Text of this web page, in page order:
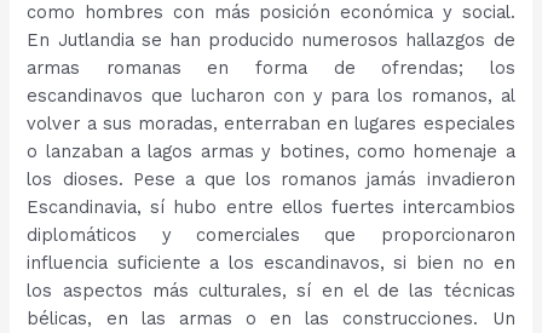
como hombres con más posición económica y social.
En Jutlandia se han producido numerosos hallazgos de
armas romanas en forma de ofrendas; los
escandinavos que lucharon con y para los romanos, al
volver a sus moradas, enterraban en lugares especiales
o lanzaban a lagos armas y botines, como homenaje a
los dioses. Pese a que los romanos jamás invadieron
Escandinavia, sí hubo entre ellos fuertes intercambios
diplomáticos y comerciales que proporcionaron
influencia suficiente a los escandinavos, si bien no en
los aspectos más culturales, sí en el de las técnicas
bélicas, en las armas o en las construcciones. Un